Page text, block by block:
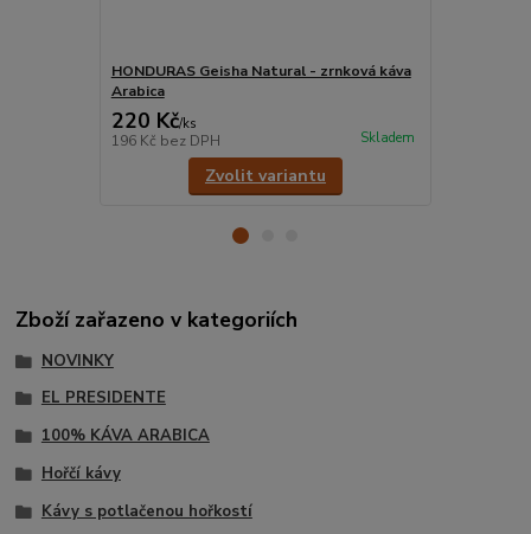
HONDURAS Geisha Natural - zrnková káva
Arabica
220 Kč/ks
196 Kč bez DPH Skladem
Zvolit variantu
Zboží zařazeno v kategoriích
NOVINKY
EL PRESIDENTE
100% KÁVA ARABICA
Hořčí kávy
Kávy s potlačenou hořkostí